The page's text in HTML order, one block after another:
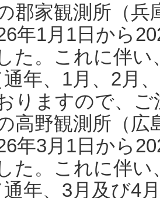
郡家観測所（
年1月1日から
た。これに伴い
年、1月、2月
りますので、
高野観測所（
年3月1日から
た。これに伴い
年、3月及び4